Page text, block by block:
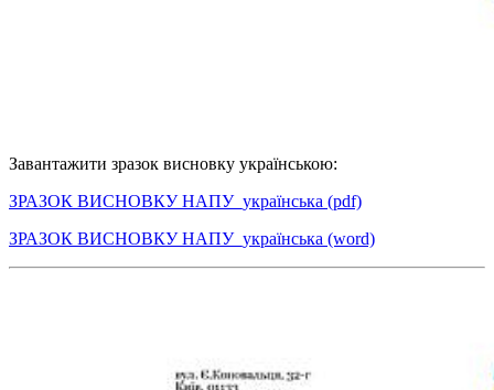
Завантажити зразок висновку українською:
ЗРАЗОК ВИСНОВКУ НАПУ_українська (pdf)
ЗРАЗОК ВИСНОВКУ НАПУ_українська (word)